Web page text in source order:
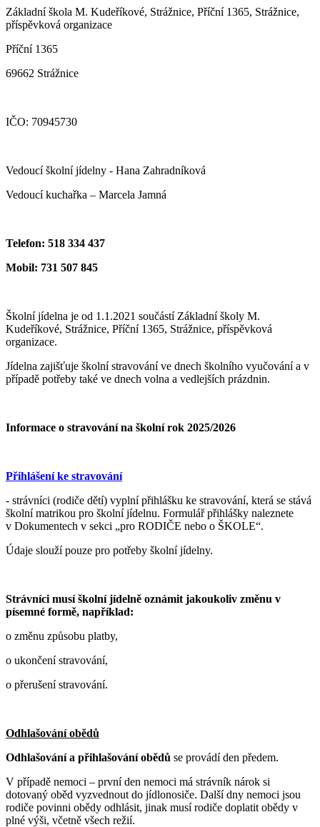
Základní škola M. Kudeříkové, Strážnice, Příční 1365, Strážnice,
příspěvková organizace
Příční 1365
69662 Strážnice
IČO: 70945730
Vedoucí školní jídelny - Hana Zahradníková
Vedoucí kuchařka – Marcela Jamná
Telefon: 518 334 437
Mobil: 731 507 845
Školní jídelna je od 1.1.2021 součástí Základní školy M.
Kudeříkové, Strážnice, Příční 1365, Strážnice, příspěvková
organizace.
Jídelna zajišťuje školní stravování ve dnech školního vyučování a v
případě potřeby také ve dnech volna a vedlejších prázdnin.
Informace o stravování na školní rok 2025/2026
Přihlášení ke stravování
- strávníci (rodiče dětí) vyplní přihlášku ke stravování, která se stává
školní matrikou pro školní jídelnu. Formulář přihlášky naleznete
v Dokumentech v sekci „pro RODIČE nebo o ŠKOLE“.
Údaje slouží pouze pro potřeby školní jídelny.
Strávníci musí školní jídelně oznámit jakoukoliv změnu v
písemné formě, například:
o změnu způsobu platby,
o ukončení stravování,
o přerušení stravování.
Odhlašování obědů
Odhlašování a přihlašování obědů se provádí den předem.
V případě nemoci – první den nemoci má strávník nárok si
dotovaný oběd vyzvednout do jídlonosiče. Další dny nemoci jsou
rodiče povinni obědy odhlásit, jinak musí rodiče doplatit obědy v
plné výši, včetně všech režií.